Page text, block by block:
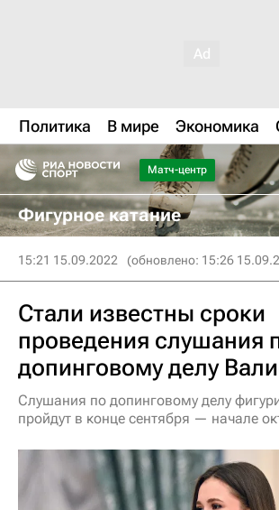
Политика В мире Экономика
Матч-центр
Фигурное катание
15:21 15.09.2022 (обновлено: 15:26
Стали известны сроки
проведения слушания
допинговому делу
Слушания по допинговому делу
пройдут в конце сентября — начале